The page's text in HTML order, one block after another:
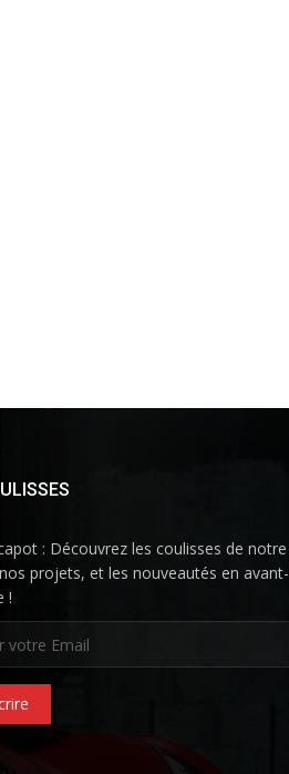
: Découvrez les coulisses de notre
projets, et les nouveautés en avant-
!